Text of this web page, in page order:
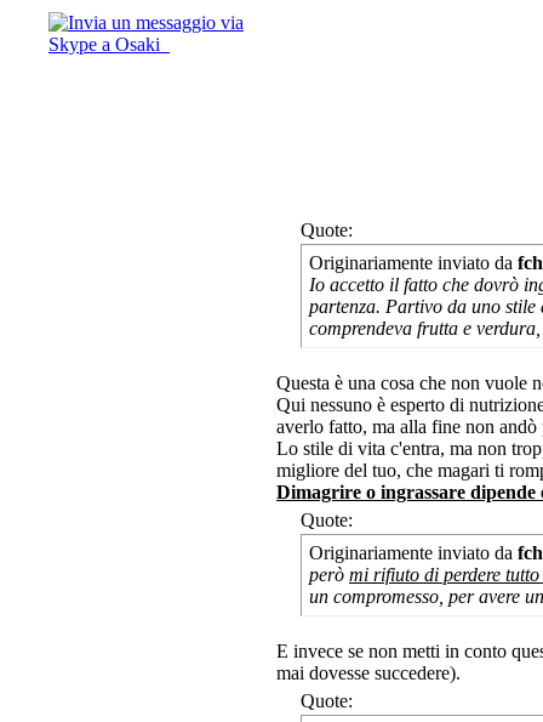
Quote:
Originariamente inviato da
Io accetto il fatto che dovrò
partenza. Partivo da uno
comprendeva frutta e
Questa è una cosa che non vuole
Qui nessuno è esperto di
averlo fatto, ma alla fine non andò
Lo stile di vita c'entra, ma non
migliore del tuo, che magari ti
Dimagrire o ingrassare dipende
Quote:
Originariamente inviato da
però mi rifiuto di perdere
un compromesso, per avere
E invece se non metti in conto
mai dovesse succedere).
Quote: